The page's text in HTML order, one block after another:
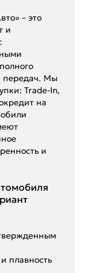
– это
и
передач. Мы
Trade-In,
на
и
плавность